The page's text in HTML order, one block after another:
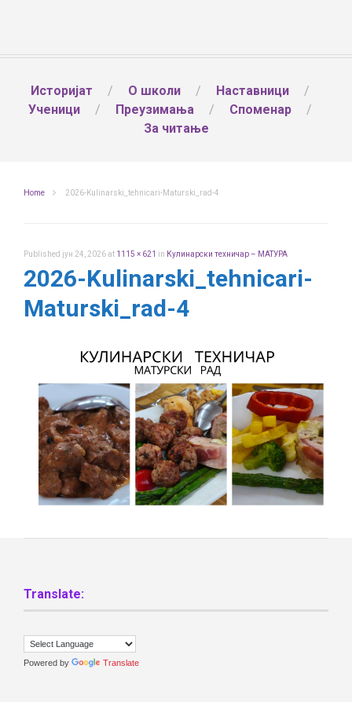
Историјат О школи
Наставници
Ученици
Преузимања
Споменар
За читање
Home 2026-Kulinarski_tehnicari-Maturski_rad-4
Published јун 24, 2026at 1115 × 621 in Кулинарски техничар – МАТУРА
2026-Kulinarski_tehnicari-
Maturski_rad-4
Translate:
Powered by Translate